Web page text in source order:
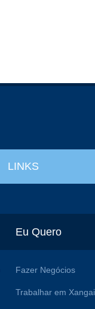
LINKS
Eu Quero
Fazer Negócios
Trabalhar em Xangai